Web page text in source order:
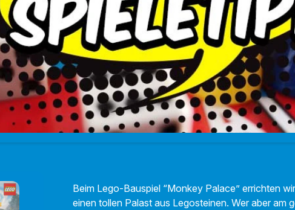
Beim Lego-Bauspiel “Monkey Palace” errichten
einen tollen Palast aus Legosteinen. Wer aber am